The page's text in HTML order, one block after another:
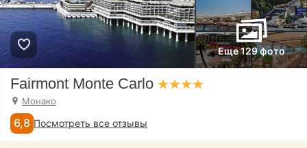
Еще 129 фото
Fairmont Monte Carlo
Монако
6,8 Посмотреть все отзывы